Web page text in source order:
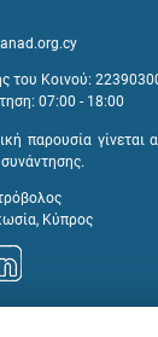
του Κοινού:
07:00 - 18:00
παρουσία γίνεται
Κύπρος